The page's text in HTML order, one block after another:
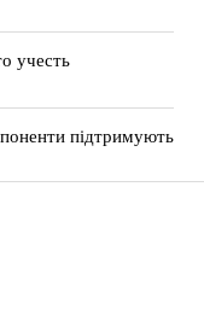
учесть
підтримують